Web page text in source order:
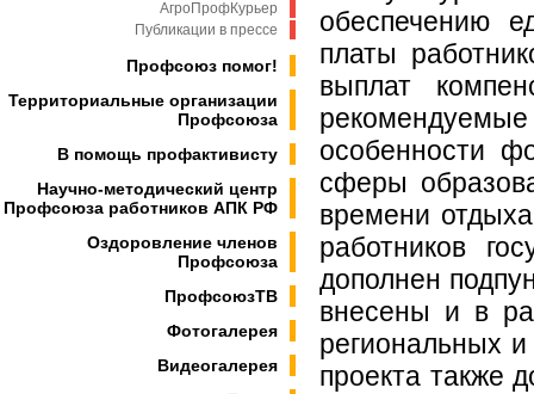
АгроПрофКурьер
Публикации в прессе
Профсоюз помог!
Территориальные организации
Профсоюза
В помощь профактивисту
Научно-методический центр
Профсоюза работников АПК РФ
Оздоровление членов
Профсоюза
ПрофсоюзТВ
Фотогалерея
Видеогалерея
обеспечению
платы
выплат
особенности
сферы
времени
работников
дополнен
внесены и в
региональных
проекта также